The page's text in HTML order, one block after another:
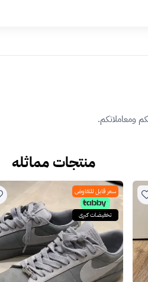
ومعاملاتكم.
منتجات مماثله
سعر قابل للتفاوض
تخفيضات كبرى